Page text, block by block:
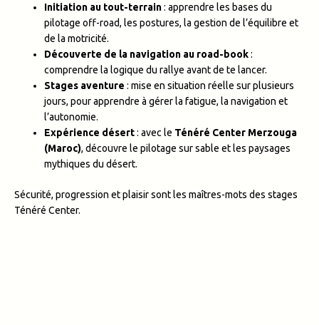
Initiation au tout-terrain: apprendre les bases du
pilotage off-road, les postures, la gestion de l’équilibre et
de la motricité.
Découverte de la navigation au road-book:
comprendre la logique du rallye avant de te lancer.
Stages aventure : mise en situation réelle sur plusieurs
jours, pour apprendre à gérer la fatigue, la navigation et
l’autonomie.
Expérience désert: avec le Ténéré Center Merzouga
(Maroc), découvre le pilotage sur sable et les paysages
mythiques du désert.
Sécurité, progression et plaisir sont les maîtres-mots des stages
Ténéré Center.